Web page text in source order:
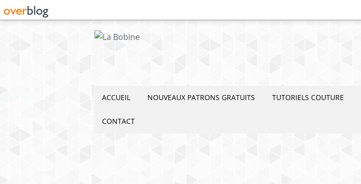
ACCUEIL NOUVEAUX PATRONS GRATUITS TUTORIELS COUTURE
CONTACT